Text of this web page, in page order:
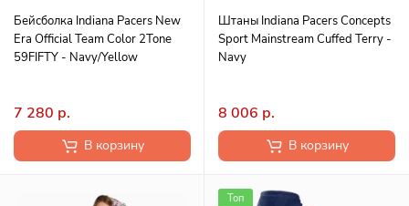
Бейсболка Indiana Pacers New
Era Official Team Color 2Tone
59FIFTY - Navy/Yellow
7 280 р.
В корзину
Штаны Indiana Pacers Concepts
Sport Mainstream Cuffed Terry -
Navy
8 006 р.
В корзину
Топ